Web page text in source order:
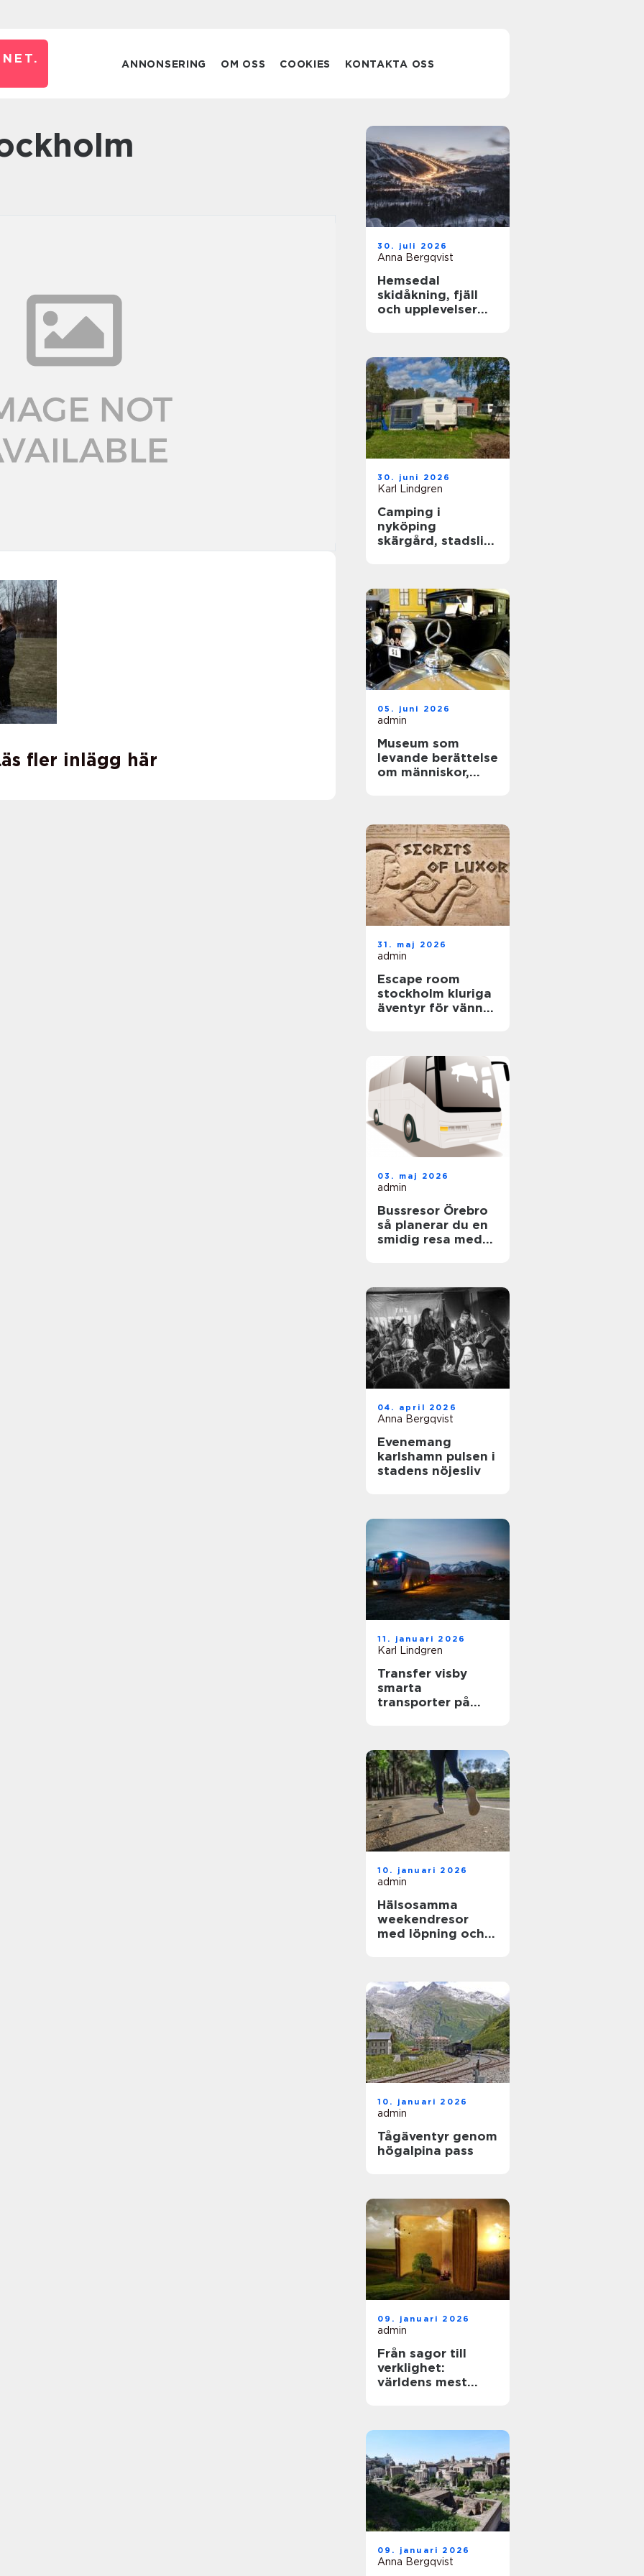
ANNONSERING OM OSS COOKIES KONTAKTA OSS
fler inlägg här
30. juli 2026
Anna Bergqvist
Hemsedal
skidåkning, fjäll
och upplevelser
30. juni 2026
Karl Lindgren
Camping i
nyköping
skärgård, stadsliv
05. juni 2026
admin
Museum som
levande berättelse
om människor,
31. maj 2026
admin
Escape room
stockholm kluriga
äventyr för vänner,
03. maj 2026
admin
Bussresor Örebro
så planerar du en
smidig resa med
04. april 2026
Anna Bergqvist
Evenemang
karlshamn pulsen i
stadens nöjesliv
11. januari 2026
Karl Lindgren
Transfer visby
smarta
transporter på
10. januari 2026
admin
Hälsosamma
weekendresor
med löpning och
10. januari 2026
admin
Tågäventyr genom
högalpina pass
09. januari 2026
admin
Från sagor till
verklighet:
världens mest
09. januari 2026
Anna Bergqvist